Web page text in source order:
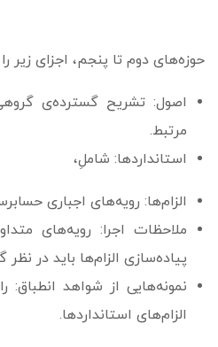
حوزه‌های دوم تا پنجم، اجزای زیر
اصول: تشریح گسترده‌ی
مرتبط.
استانداردها: شاملِ،
الزام­‌ها: رویه‌های اجباری
ملاحظات اجرا: رویه‌های
پیاده‌­سازی الزام­‌ها باید در نظر
نمونه­‌هایی از شواهد انطباق:
الزام‌های استانداردها.